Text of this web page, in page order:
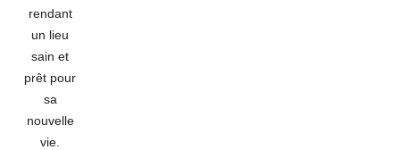
rendant
un lieu
sain et
prêt pour
sa
nouvelle
vie.